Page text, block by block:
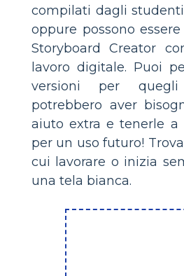
compilati dagli
oppure possono
Storyboard Creator
lavoro digitale. Puoi
versioni per
potrebbero aver
aiuto extra e tenerle
per un uso futuro!
cui lavorare o inizia
una tela bianca.